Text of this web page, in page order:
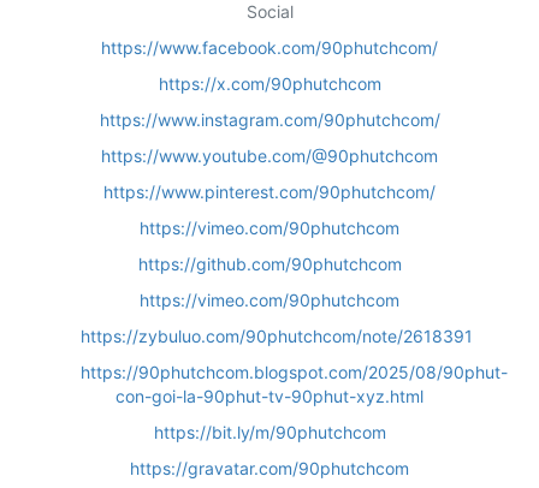
Social
https://www.facebook.com/90phutchcom/
https://x.com/90phutchcom
https://www.instagram.com/90phutchcom/
https://www.youtube.com/@90phutchcom
https://www.pinterest.com/90phutchcom/
https://vimeo.com/90phutchcom
https://github.com/90phutchcom
https://vimeo.com/90phutchcom
https://zybuluo.com/90phutchcom/note/2618391
https://90phutchcom.blogspot.com/2025/08/90phut-
con-goi-la-90phut-tv-90phut-xyz.html
https://bit.ly/m/90phutchcom
https://gravatar.com/90phutchcom